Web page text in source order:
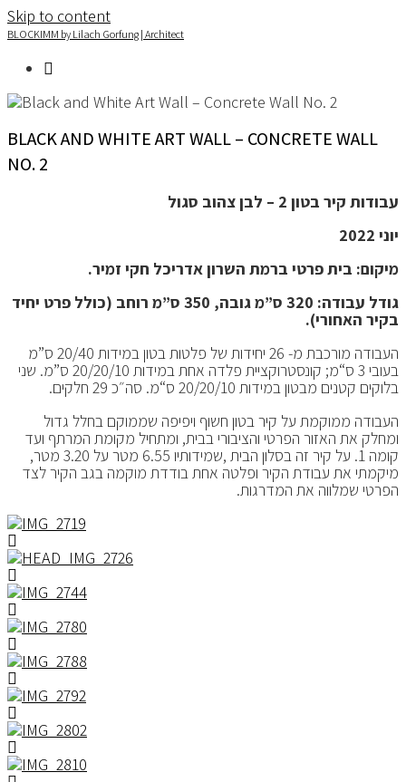
content
Skip to content
BLOCKIMM by Lilach Gorfung | Architect
BLACK AND WHITE ART WALL – CONCRETE WALL
NO. 2
עבודות קיר בטון 2 – לבן צהוב סגול
יוני 2022
מיקום: בית פרטי ברמת השרון אדריכל חקי זמיר.
גודל עבודה: 320 ס”מ גובה, 350 ס”מ רוחב (כולל פרט יחיד
בקיר האחורי).
העבודה מורכבת מ- 26 יחידות של פלטות בטון במידות 20/40 ס”מ
בעובי 3 ס“מ; קונסטרוקציית פלדה אחת במידות 20/20/10 ס”מ. שני
בלוקים קטנים מבטון במידות 20/20/10 ס“מ. סה״כ 29 חלקים.
העבודה ממוקמת על קיר בטון חשוף ויפיפה שממוקם בחלל גדול
ומחלק את האזור הפרטי והציבורי בבית, ומתחיל מקומת המרתף ועד
קומה 1. על קיר זה בסלון הבית ,שמידותיו 6.55 מטר על 3.20 מטר,
מיקמתי את עבודת הקיר ופלטה אחת בודדת מוקמה בגב הקיר לצד
הפרטי שמלווה את המדרגות.